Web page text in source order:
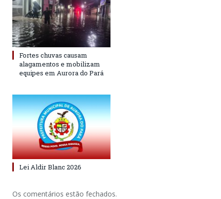
Fortes chuvas causam
alagamentos e mobilizam
equipes em Aurora do Pará
Lei Aldir Blanc 2026
Os comentários estão fechados.